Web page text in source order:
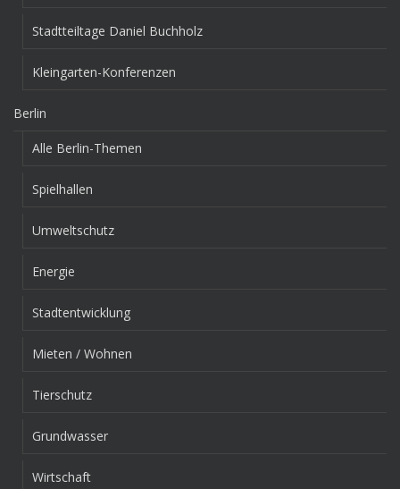
Stadtteiltage Daniel Buchholz
Kleingarten-Konferenzen
Berlin
Alle Berlin-Themen
Spielhallen
Umweltschutz
Energie
Stadtentwicklung
Mieten / Wohnen
Tierschutz
Grundwasser
Wirtschaft